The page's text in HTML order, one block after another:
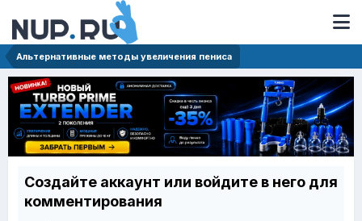
Альтернативные методы увеличения пениса
Создайте аккаунт или войдите в него для
комментирования